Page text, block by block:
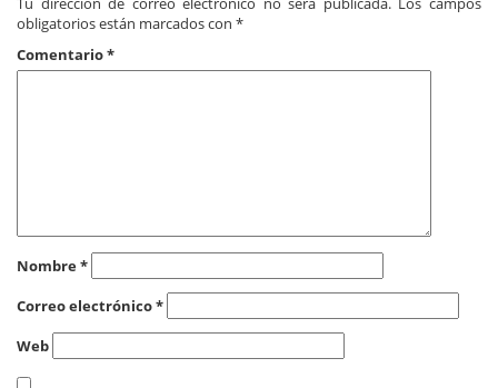
obligatorios están marcados con *
Comentario*
Nombre*
Correo electrónico*
Web